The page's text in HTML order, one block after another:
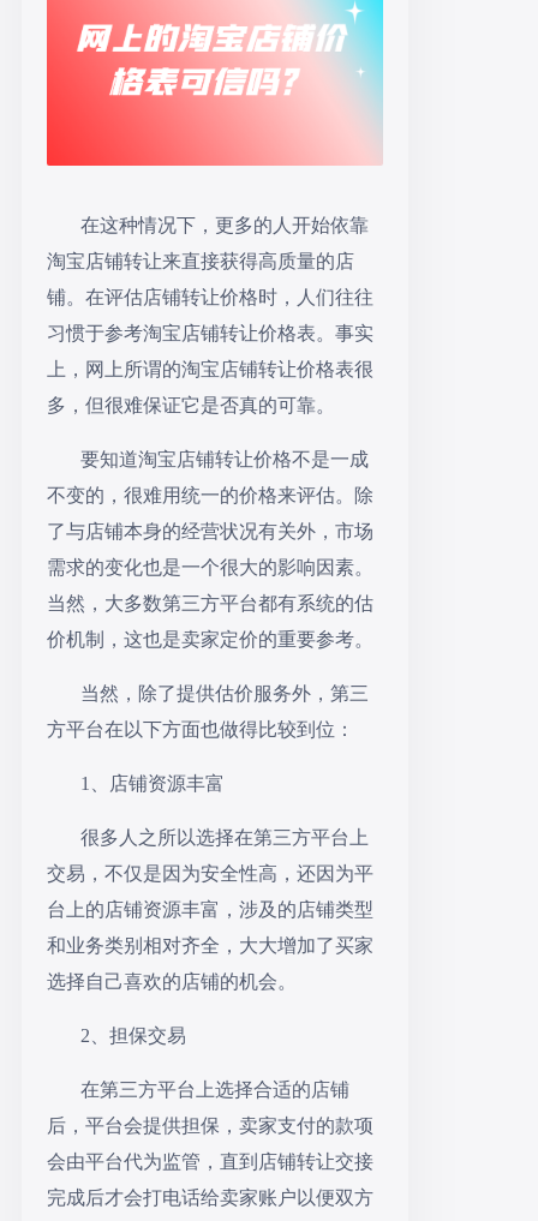
在这种情况下，更多的人开始依靠
淘宝店铺转让来直接获得高质量的店
铺。在评估店铺转让价格时，人们往往
习惯于参考淘宝店铺转让价格表。事实
上，网上所谓的淘宝店铺转让价格表很
多，但很难保证它是否真的可靠。
要知道淘宝店铺转让价格不是一成
不变的，很难用统一的价格来评估。除
了与店铺本身的经营状况有关外，市场
需求的变化也是一个很大的影响因素。
当然，大多数第三方平台都有系统的估
价机制，这也是卖家定价的重要参考。
当然，除了提供估价服务外，第三
方平台在以下方面也做得比较到位：
1、店铺资源丰富
很多人之所以选择在第三方平台上
交易，不仅是因为安全性高，还因为平
台上的店铺资源丰富，涉及的店铺类型
和业务类别相对齐全，大大增加了买家
选择自己喜欢的店铺的机会。
2、担保交易
在第三方平台上选择合适的店铺
后，平台会提供担保，卖家支付的款项
会由平台代为监管，直到店铺转让交接
完成后才会打电话给卖家账户以便双方